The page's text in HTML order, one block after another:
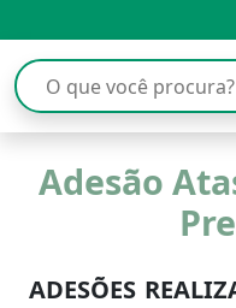
Adesão
ADESÕES